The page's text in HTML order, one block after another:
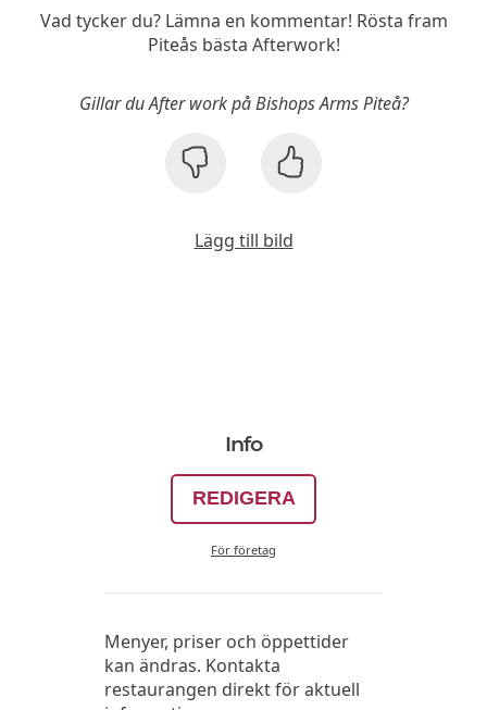
Vad tycker du? Lämna en kommentar! Rösta fram
Piteås bästa Afterwork!
Gillar du After work på Bishops Arms Piteå?
Lägg till bild
Info
REDIGERA
För företag
Menyer, priser och öppettider
kan ändras. Kontakta
restaurangen direkt för aktuell